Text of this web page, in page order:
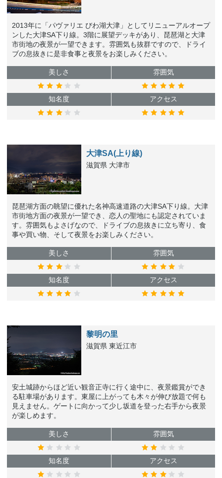
2013年に「パヴァリエ びわ湖大津」としてリニューアルオープ
ンした大津SA下り線。3階に展望デッキがあり、琵琶湖と大津
市街地の夜景が一望できます。雰囲気も抜群ですので、ドライ
ブの息抜きに是非食事と夜景をお楽しみください。
美しさ 雰囲気
知名度 アクセス
大津SA(上り線)
滋賀県 大津市
琵琶湖方面の眺望に優れた名神高速道路の大津SA下り線。大津
市街地方面の夜景が一望でき、恋人の聖地にも認定されていま
す。雰囲気もよさげなので、ドライブの息抜きに立ち寄り、食
事や買い物、そして夜景をお楽しみください。
美しさ 雰囲気
知名度 アクセス
黎明の里
滋賀県 東近江市
安土城跡からほど近い観音正寺に行く途中に、夜景鑑賞ができ
る駐車場があります。東屋に上がっても木々が伸び放題で何も
見えません。ゲートに向かって少し坂道を登った右手から夜景
が楽しめます。
美しさ 雰囲気
知名度 アクセス